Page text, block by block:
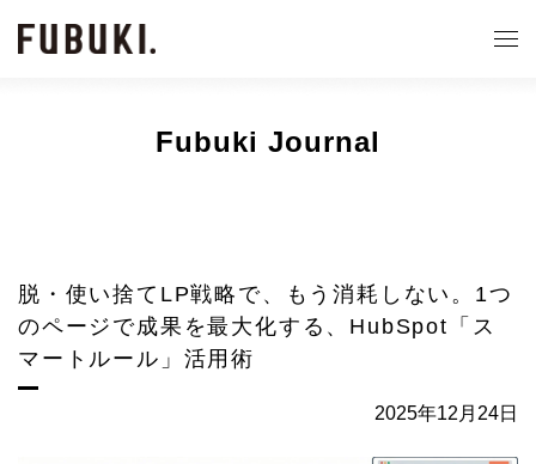
Fubuki Journal
脱・使い捨てLP戦略で、もう消耗しない。1つ
のページで成果を最大化する、HubSpot「ス
マートルール」活用術
2025年12月24日